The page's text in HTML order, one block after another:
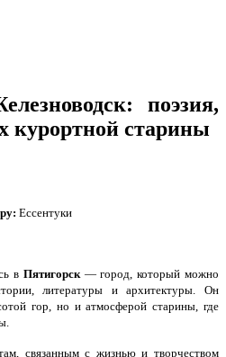
поэзия,
курортной старины
Ессентуки
в Пятигорск— город, который можно
литературы и архитектуры. Он
гор, но и атмосферой старины, где
связанным с жизнью и творчеством